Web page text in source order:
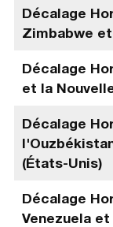
Décalage
Zimbabwe
Décalage
et la
Décalage
(États-Unis)
Décalage
Venezuela